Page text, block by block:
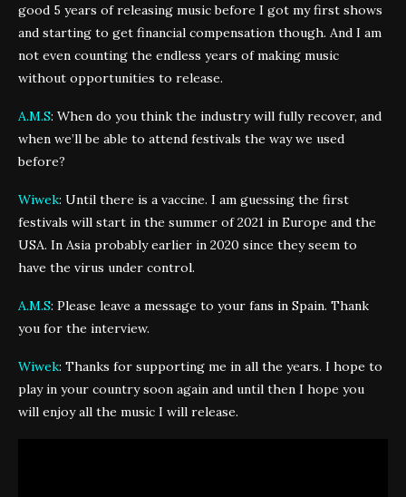
good 5 years of releasing music before I got my first shows
and starting to get financial compensation though. And I am
not even counting the endless years of making music
without opportunities to release.
A.M.S: When do you think the industry will fully recover, and
when we’ll be able to attend festivals the way we used
before?
Wiwek: Until there is a vaccine. I am guessing the first
festivals will start in the summer of 2021 in Europe and the
USA. In Asia probably earlier in 2020 since they seem to
have the virus under control.
A.M.S: Please leave a message to your fans in Spain. Thank
you for the interview.
Wiwek: Thanks for supporting me in all the years. I hope to
play in your country soon again and until then I hope you
will enjoy all the music I will release.